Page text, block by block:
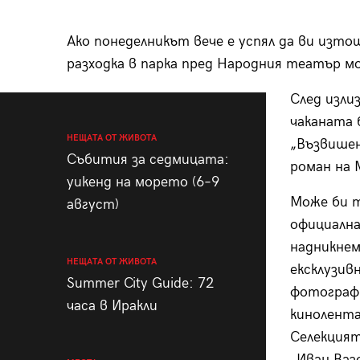
Ако понеделникът вече е успял да ви
разходка в парка пред Народния театър
НЕЩАТА ОТ ЖИВОТА
Събития за седмицата:
уикенд на морето (6–9
август)
НЕЩАТА ОТ ЖИВОТА
Summer City Guide: 72
часа в Иракли
След
чаканата
роман на
Може би